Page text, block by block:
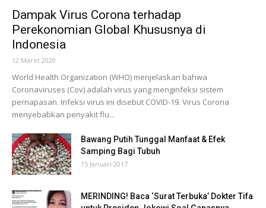
Dampak Virus Corona terhadap
Perekonomian Global Khususnya di
Indonesia
12 Maret 2020
World Health Organization (WHO) menjelaskan bahwa
Coronaviruses (Cov) adalah virus yang menginfeksi sistem
pernapasan. Infeksi virus ini disebut COVID-19. Virus Corona
menyebabkan penyakit flu...
Bawang Putih Tunggal Manfaat & Efek
Samping Bagi Tubuh
15 Januari 2017
MERINDING! Baca ‘Surat Terbuka’ Dokter Tifa